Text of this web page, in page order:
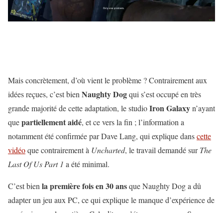
Mais concrètement, d’où vient le problème ? Contrairement aux
idées reçues, c’est bien Naughty Dogqui s’est occupé en très
grande majorité de cette adaptation, le studioIron Galaxyn’ayant
quepartiellement aidé, et ce vers la fin ; l’information a
notamment été confirmée par Dave Lang, qui explique danscette
vidéoque contrairement à Uncharted, le travail demandé surThe
Last Of Us Part 1 a été minimal.
C’est bien la première fois en 30 ansque Naughty Dog a dû
adapter un jeu aux PC, ce qui explique le manque d’expérience de